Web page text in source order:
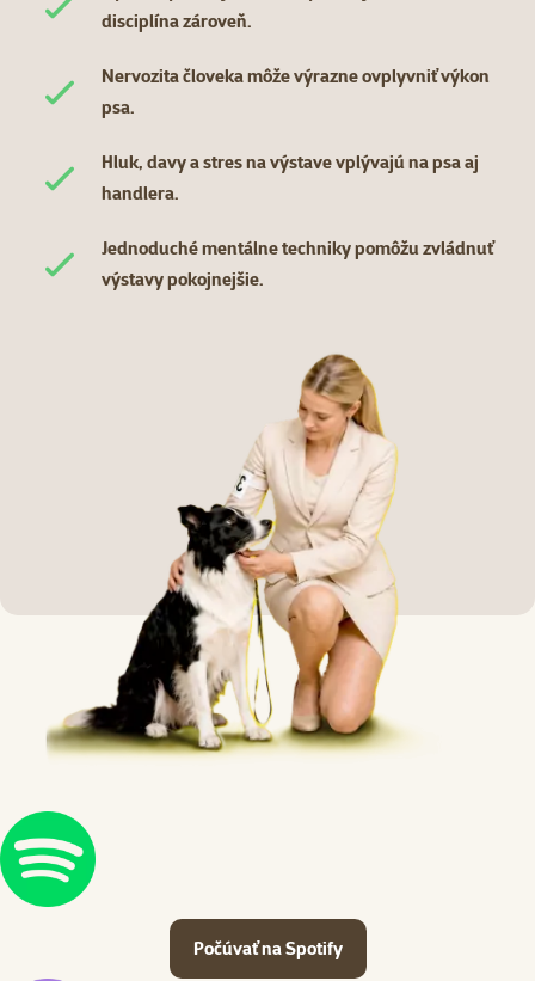
disciplína zároveň.
Nervozita človeka môže výrazne ovplyvniť výkon
psa.
Hluk, davy a stres na výstave vplývajú na psa aj
handlera.
Jednoduché mentálne techniky pomôžu zvládnuť
výstavy pokojnejšie.
Počúvať na Spotify